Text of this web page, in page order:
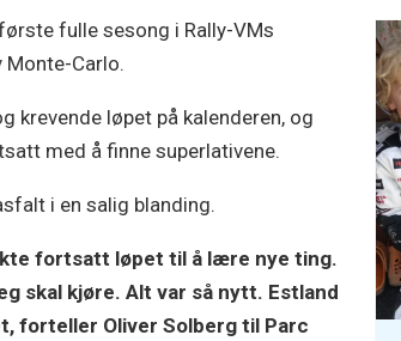
fulle sesong i Rally-VMs
Monte-Carlo.
løpet på kalenderen, og
med å finne superlativene.
i en salig blanding.
fortsatt løpet til å lære nye ting.
skal kjøre. Alt var så nytt. Estland
forteller Oliver Solberg til Parc